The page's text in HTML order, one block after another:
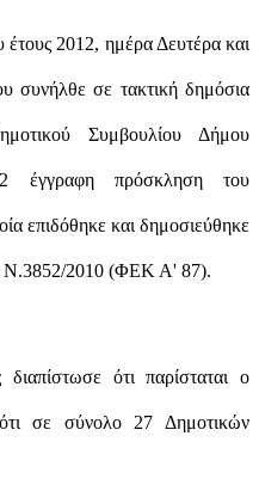
2012, ημέρα Δευτέρα και
συνήλθε σε τακτική δημόσια
Συμβουλίου Δήμου
έγγραφη πρόσκληση του
επιδόθηκε και δημοσιεύθηκε
Ν.3852/2010 (ΦΕΚ Α' 87).
ότι παρίσταται ο
σε σύνολο 27 Δημοτικών